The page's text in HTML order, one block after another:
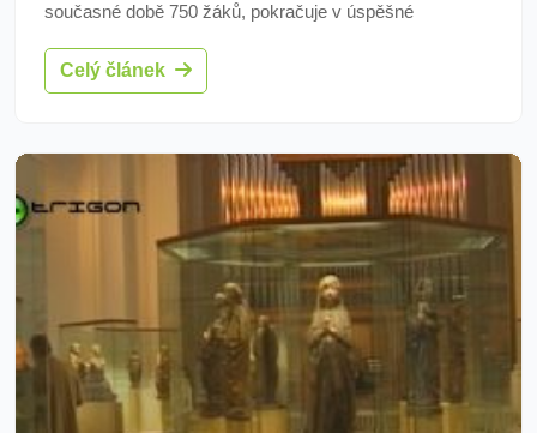
současné době 750 žáků, pokračuje v úspěšné
reprezentaci svého města na nejrůznějších akcích i
mimo Karlovarský kraj. Některé z výrazných mladých
Celý článek